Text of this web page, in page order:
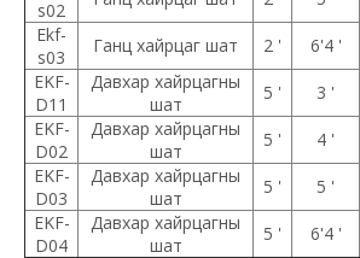
s02
Ekf-
s03
Ганц хайрцаг шат 2 '
6'4 '
EKF-
D11
Давхар хайрцагны
шат
5 '
3 '
EKF-
D02
Давхар хайрцагны
шат
5 '
4 '
EKF-
D03
Давхар хайрцагны
шат
5 '
5 '
EKF-
D04
Давхар хайрцагны
шат
5 ' 6'4 '